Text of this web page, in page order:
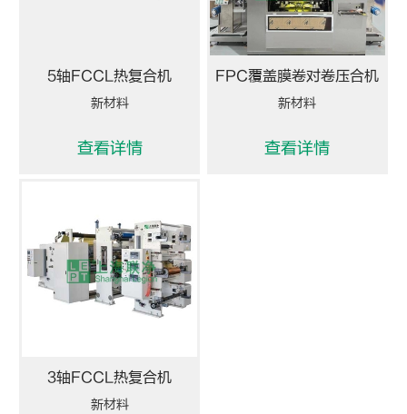
5轴FCCL热复合机
新材料
查看详情
FPC覆盖膜卷对卷压合机
新材料
查看详情
3轴FCCL热复合机
新材料